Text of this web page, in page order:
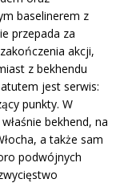
baselinerem z
przepada za
akcji,
z bekhendu
jest serwis:
punkty. W
bekhend, na
a także sam
podwójnych